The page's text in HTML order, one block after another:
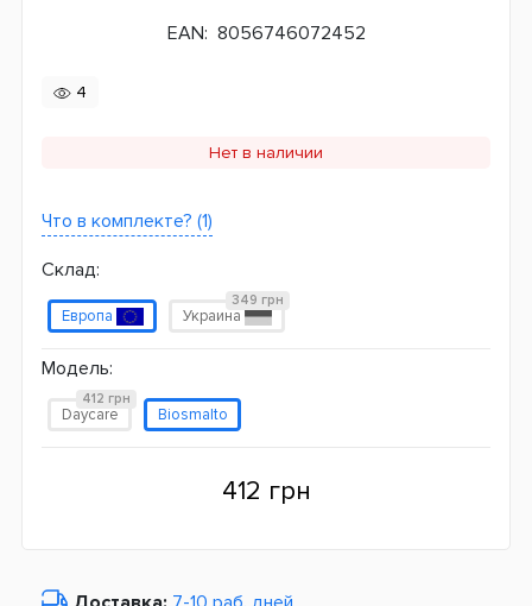
EAN: 8056746072452
4
Нет в наличии
Что в комплекте? (1)
Склад:
Европа Украина
349 грн
Модель:
Daycare
412 грн
Biosmalto
412 грн